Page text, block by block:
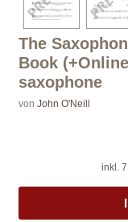
The
Book
saxophone
von John O'Neill
inkl. 7